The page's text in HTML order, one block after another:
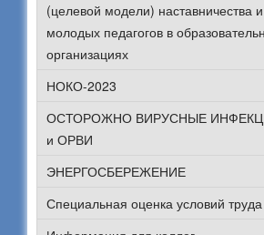
(целевой модели) наставничества
молодых педагогов в
организациях
НОКО-2023
ОСТОРОЖНО ВИРУСНЫЕ
и ОРВИ
ЭНЕРГОСБЕРЕЖЕНИЕ
Специальная оценка условий труда